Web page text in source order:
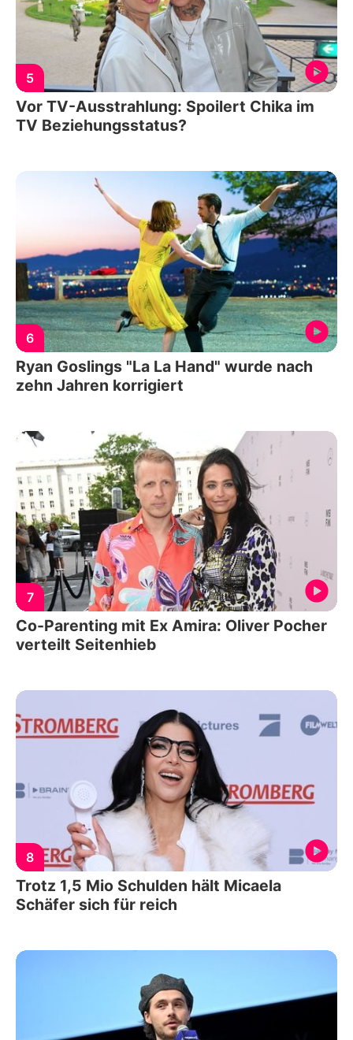
5
Vor TV-Ausstrahlung: Spoilert Chika im
TV Beziehungsstatus?
6
Ryan Goslings "La La Hand" wurde nach
zehn Jahren korrigiert
7
Co-Parenting mit Ex Amira: Oliver Pocher
verteilt Seitenhieb
8
Trotz 1,5 Mio Schulden hält Micaela
Schäfer sich für reich